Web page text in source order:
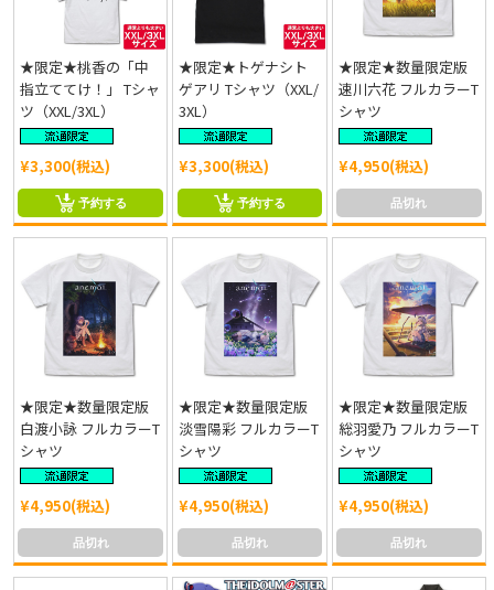
★限定★桃香の「中
指立ててけ！」 Tシャ
ツ（XXL/3XL）
¥3,300(税込)
予約する
★限定★トゲナシト
ゲアリ Tシャツ（XXL/
3XL）
¥3,300(税込)
予約する
★限定★数量限定版
速川六花 フルカラーT
シャツ
¥4,950(税込)
品切れ
★限定★数量限定版
白渡小詠 フルカラーT
シャツ
¥4,950(税込)
品切れ
★限定★数量限定版
淡雪陽彩 フルカラーT
シャツ
¥4,950(税込)
品切れ
★限定★数量限定版
総羽愛乃 フルカラーT
シャツ
¥4,950(税込)
品切れ